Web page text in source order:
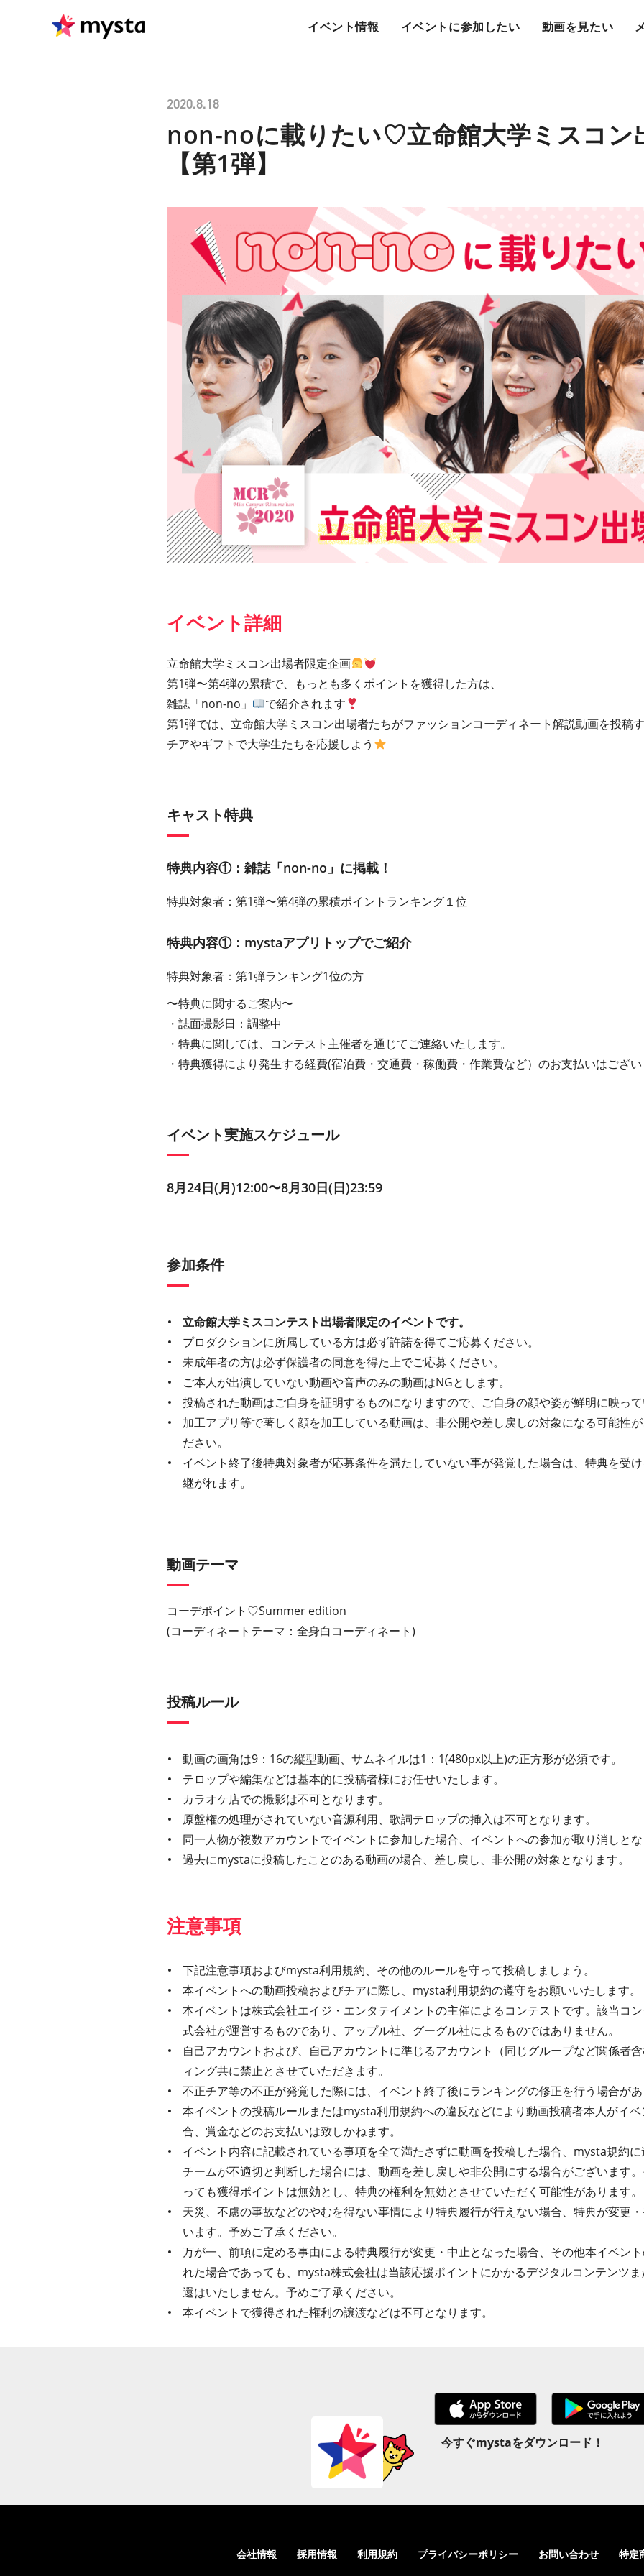
イベント情報 イベントに参加したい 動画を見たい
2020.8.18
non-noに載りたい♡立命館大学ミスコン
【第1弾】
イベント詳細
立命館大学ミスコン出場者限定企画
第1弾〜第4弾の累積で、もっとも多くポイントを獲得した⽅は、
雑誌「non-no」
で紹介されます
第1弾では、立命館⼤学ミスコン出場者たちがファッションコーディネート解説動画を投稿
チアやギフトで⼤学⽣たちを応援しよう
キャスト特典
特典内容①：雑誌「non-no」に掲載！
特典対象者：第1弾〜第4弾の累積ポイントランキング１位
特典内容①：mystaアプリトップでご紹介
特典対象者：第1弾ランキング1位の⽅
〜特典に関するご案内〜
・誌⾯撮影⽇：調整中
・特典に関しては、コンテスト主催者を通じてご連絡いたします。
・特典獲得により発⽣する経費(宿泊費・交通費・稼働費・作業費など）のお⽀払いはござ
イベント実施スケジュール
8⽉24⽇(⽉)12:00〜8⽉30⽇(⽇)23:59
参加条件
立命館大学ミスコンテスト出場者限定のイベントです。
プロダクションに所属している⽅は必ず許諾を得てご応募ください。
未成年者の⽅は必ず保護者の同意を得た上でご応募ください。
ご本⼈が出演していない動画や⾳声のみの動画はNGとします。
投稿された動画はご⾃⾝を証明するものになりますので、ご⾃⾝の顔や姿が鮮明に映っ
加⼯アプリ等で著しく顔を加⼯している動画は、⾮公開や差し戻しの対象になる可能性
ださい。
イベント終了後特典対象者が応募条件を満たしていない事が発覚した場合は、特典を受
継がれます。
動画テーマ
コーデポイント♡Summer edition
(コーディネートテーマ：全⾝⽩コーディネート)
投稿ルール
動画の画角は9：16の縦型動画、サムネイルは1：1(480px以上)の正方形が必須です。
テロップや編集などは基本的に投稿者様にお任せいたします。
カラオケ店での撮影は不可となります。
原盤権の処理がされていない音源利用、歌詞テロップの挿入は不可となります。
同一人物が複数アカウントでイベントに参加した場合、イベントへの参加が取り消しと
過去にmystaに投稿したことのある動画の場合、差し戻し、非公開の対象となります。
注意事項
下記注意事項およびmysta利用規約、その他のルールを守って投稿しましょう。
本イベントへの動画投稿およびチアに際し、mysta利用規約の遵守をお願いいたします。
本イベントは株式会社エイジ・エンタテイメントの主催によるコンテストです。該当コ
式会社が運営するものであり、アップル社、グーグル社によるものではありません。
自己アカウントおよび、自己アカウントに準じるアカウント（同じグループなど関係者
ィング共に禁止とさせていただきます。
不正チア等の不正が発覚した際には、イベント終了後にランキングの修正を行う場合が
本イベントの投稿ルールまたはmysta利用規約への違反などにより動画投稿者本人がイ
合、賞金などのお支払いは致しかねます。
イベント内容に記載されている事項を全て満たさずに動画を投稿した場合、mysta規約
チームが不適切と判断した場合には、動画を差し戻しや非公開にする場合がございます
っても獲得ポイントは無効とし、特典の権利を無効とさせていただく可能性があります。
天災、不慮の事故などのやむを得ない事情により特典履行が行えない場合、特典が変更
います。予めご了承ください。
万が一、前項に定める事由による特典履行が変更・中止となった場合、その他本イベン
れた場合であっても、mysta株式会社は当該応援ポイントにかかるデジタルコンテンツ
還はいたしません。予めご了承ください。
本イベントで獲得された権利の譲渡などは不可となります。
今すぐmystaをダウンロード！
会社情報 採用情報 利用規約 プライバシーポリシー お問い合わせ 特定